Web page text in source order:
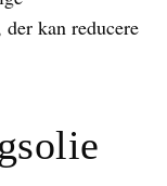
kan reducere